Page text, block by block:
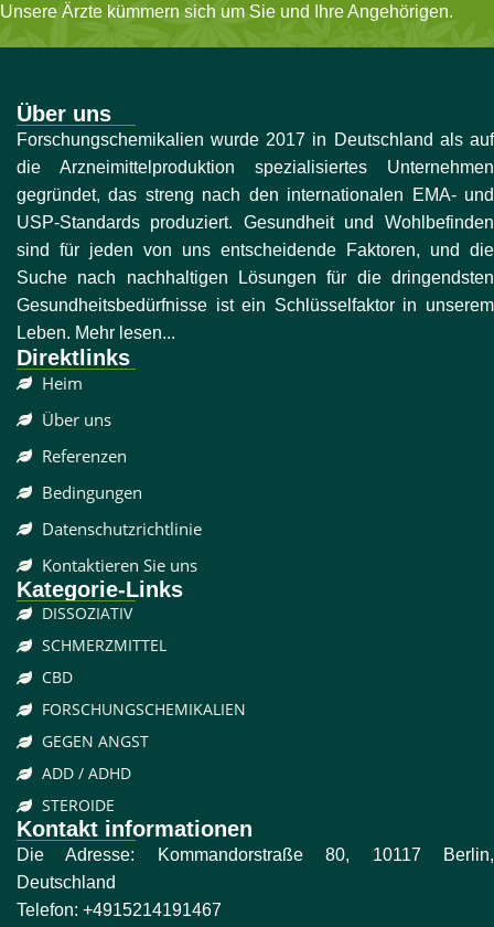
Unsere Ärzte kümmern sich um Sie und Ihre Angehörigen.
Über uns
Forschungschemikalien wurde 2017 in Deutschland als auf
die Arzneimittelproduktion spezialisiertes Unternehmen
gegründet, das streng nach den internationalen EMA- und
USP-Standards produziert. Gesundheit und Wohlbefinden
sind für jeden von uns entscheidende Faktoren, und die
Suche nach nachhaltigen Lösungen für die dringendsten
Gesundheitsbedürfnisse ist ein Schlüsselfaktor in unserem
Leben. Mehr lesen...
Direktlinks
Heim
Über uns
Referenzen
Bedingungen
Datenschutzrichtlinie
Kontaktieren Sie uns
Kategorie-Links
DISSOZIATIV
SCHMERZMITTEL
CBD
FORSCHUNGSCHEMIKALIEN
GEGEN ANGST
ADD / ADHD
STEROIDE
Kontakt informationen
Die Adresse: Kommandorstraße 80, 10117 Berlin,
Deutschland
Telefon: +4915214191467